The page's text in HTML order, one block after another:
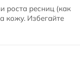
роста ресниц (как
кожу. Избегайте